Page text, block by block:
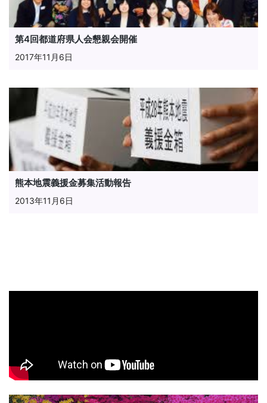
第4回都道府県人会懇親会開催
2017年11月6日
熊本地震義援金募集活動報告
2013年11月6日